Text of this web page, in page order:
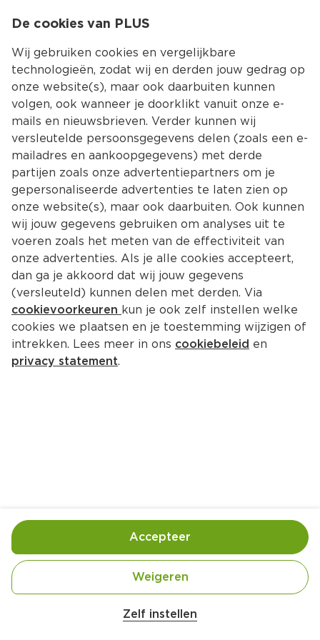
Kies jouw
Ingrediënten Bereiding
De cookies van PLUS
Wij gebruiken cookies en vergelijkbare
technologieën, zodat wij en derden jouw gedrag op
onze website(s), maar ook daarbuiten kunnen
volgen, ook wanneer je doorklikt vanuit onze e-
mails en nieuwsbrieven. Verder kunnen wij
versleutelde persoonsgegevens delen (zoals een e-
mailadres en aankoopgegevens) met derde
partijen zoals onze advertentiepartners om je
gepersonaliseerde advertenties te laten zien op
onze website(s), maar ook daarbuiten. Ook kunnen
wij jouw gegevens gebruiken om analyses uit te
voeren zoals het meten van de effectiviteit van
onze advertenties. Als je alle cookies accepteert,
dan ga je akkoord dat wij jouw gegevens
(versleuteld) kunnen delen met derden. Via
cookievoorkeuren kun je ook zelf instellen welke
cookies we plaatsen en je toestemming wijzigen of
intrekken. Lees meer in ons cookiebeleid en
privacy statement.
Zelf instellen
Weigeren
Accepteer